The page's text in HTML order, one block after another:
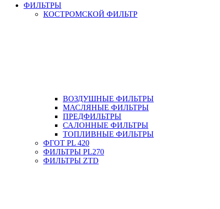
ФИЛЬТРЫ
КОСТРОМСКОЙ ФИЛЬТР
ВОЗДУШНЫЕ ФИЛЬТРЫ
МАСЛЯНЫЕ ФИЛЬТРЫ
ПРЕДФИЛЬТРЫ
САЛОННЫЕ ФИЛЬТРЫ
ТОПЛИВНЫЕ ФИЛЬТРЫ
ФГОТ PL 420
ФИЛЬТРЫ PL270
ФИЛЬТРЫ ZTD